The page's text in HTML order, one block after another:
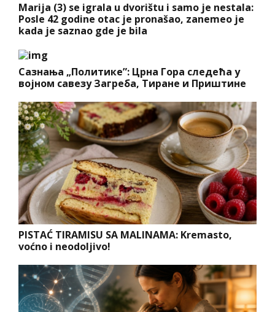
Marija (3) se igrala u dvorištu i samo je nestala:
Posle 42 godine otac je pronašao, zanemeo je
kada je saznao gde je bila
Сазнања „Политике”: Црна Гора следећа у
војном савезу Загреба, Тиране и Приштине
PISTAĆ TIRAMISU SA MALINAMA: Kremasto,
voćno i neodoljivo!